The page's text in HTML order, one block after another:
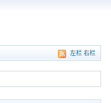
左栏 右栏